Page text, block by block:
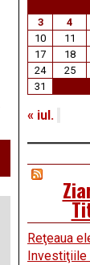
3
4
10
11
17
18
24
25
31
« iul.
Reţeaua
Investiţiile